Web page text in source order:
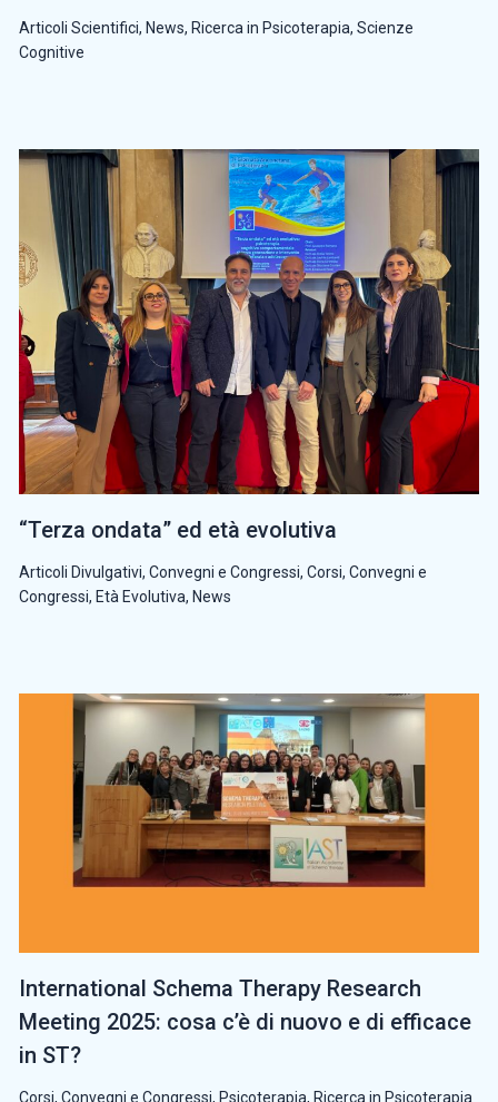
Articoli Scientifici, News, Ricerca in Psicoterapia, Scienze
Cognitive
“Terza ondata” ed età evolutiva
Articoli Divulgativi, Convegni e Congressi, Corsi, Convegni e
Congressi, Età Evolutiva, News
International Schema Therapy Research
Meeting 2025: cosa c’è di nuovo e di efficace
in ST?
Corsi, Convegni e Congressi, Psicoterapia, Ricerca in Psicoterapia